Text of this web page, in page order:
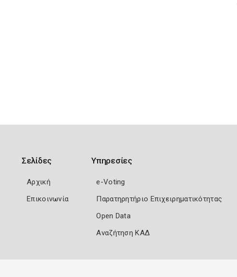
Σελίδες
Αρχική
Επικοινωνία
Υπηρεσίες
e-Voting
Παρατηρητήριο Επιχειρηματικότητας
Open Data
Αναζήτηση ΚΑΔ